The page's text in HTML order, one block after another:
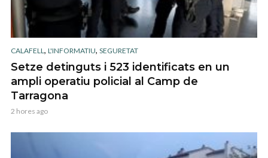
CALAFELL, L'INFORMATIU, SEGURETAT
Setze detinguts i 523 identificats en un
ampli operatiu policial al Camp de
Tarragona
2 hores ago